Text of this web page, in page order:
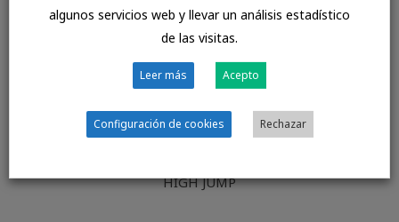
HIGH JUMP
algunos servicios web y llevar un análisis estadístico
de las visitas.
Leer más Acepto
Configuración de cookies Rechazar